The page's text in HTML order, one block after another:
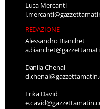
Luca Mercanti
REDAZIONE
Alessandro Bianchet
Danila Chenal
Erika David